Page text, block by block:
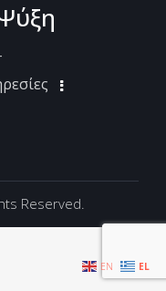
Reserved.
EN EL